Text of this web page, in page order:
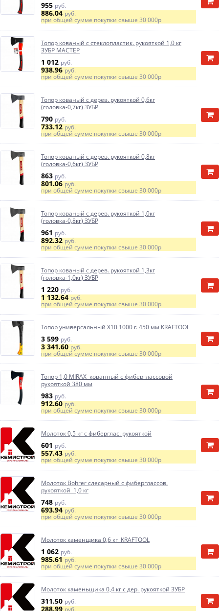
955 руб.
886.04руб.
при общей сумме покупки свыше 30 000р
Топор кованый с стеклопластик. рукояткой 1,0 кг
ЗУБР МАСТЕР
1 012 руб.
938.96руб.
при общей сумме покупки свыше 30 000р
Топор кованый с дерев. рукояткой 0,6кг
(головка-0,7кг) ЗУБР
790 руб.
733.12руб.
при общей сумме покупки свыше 30 000р
Топор кованый с дерев. рукояткой 0,8кг
(головка-0,6кг) ЗУБР
863 руб.
801.06руб.
при общей сумме покупки свыше 30 000р
Топор кованый с дерев. рукояткой 1,0кг
(головка-0,8кг) ЗУБР
961 руб.
892.32руб.
при общей сумме покупки свыше 30 000р
Топор кованый с дерев. рукояткой 1,3кг
(головка-1,0кг) ЗУБР
1 220 руб.
1 132.64руб.
при общей сумме покупки свыше 30 000р
Топор универсальный Х10 1000 г. 450 мм KRAFTOOL
3 599 руб.
3 341.60руб.
при общей сумме покупки свыше 30 000р
Топор 1,0 MIRAX кованный с фиберглассовой
рукояткой 380 мм
983 руб.
912.60руб.
при общей сумме покупки свыше 30 000р
Молоток 0,5 кг с фиберглас. рукояткой
601 руб.
557.43руб.
при общей сумме покупки свыше 30 000р
Молоток Bohrer слесарный с фиберглассов.
рукояткой 1,0 кг
748 руб.
693.94руб.
при общей сумме покупки свыше 30 000р
Молоток каменщика 0,6 кг KRAFTOOL
1 062 руб.
985.61руб.
при общей сумме покупки свыше 30 000р
Молоток каменьщика 0,4 кг с дер. рукояткой ЗУБР
311.50 руб.
288.99руб.